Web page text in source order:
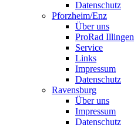
Datenschutz
Pforzheim/Enz
Über uns
ProRad Illingen
Service
Links
Impressum
Datenschutz
Ravensburg
Über uns
Impressum
Datenschutz